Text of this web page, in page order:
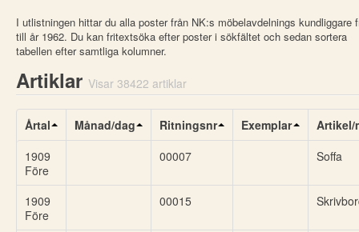
I utlistningen hittar du alla poster från NK:s möbelavdelnings kundliggare
till år 1962. Du kan fritextsöka efter poster i sökfältet och sedan sortera
tabellen efter samtliga kolumner.
Artiklar Visar 38422 artiklar
Årtal Månad/dag Ritningsnr Exemplar
Artikel/
1909
Före
00007 Soffa
1909
Före
00015